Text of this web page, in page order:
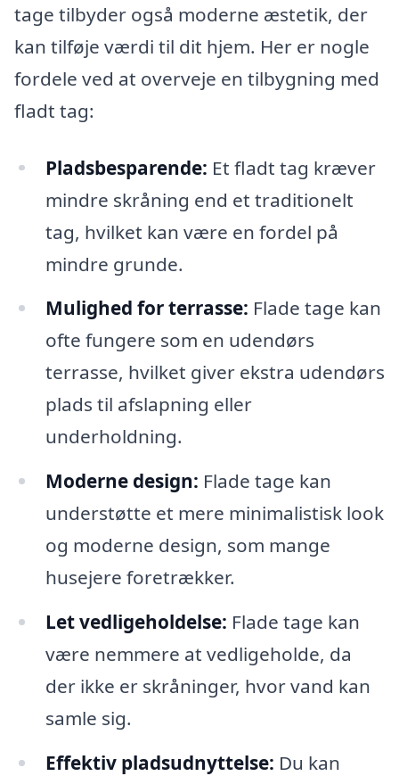
tage tilbyder også moderne æstetik, der
kan tilføje værdi til dit hjem. Her er nogle
fordele ved at overveje en tilbygning med
fladt tag:
Pladsbesparende: Et fladt tag kræver
mindre skråning end et traditionelt
tag, hvilket kan være en fordel på
mindre grunde.
Mulighed for terrasse: Flade tage kan
ofte fungere som en udendørs
terrasse, hvilket giver ekstra udendørs
plads til afslapning eller
underholdning.
Moderne design: Flade tage kan
understøtte et mere minimalistisk look
og moderne design, som mange
husejere foretrækker.
Let vedligeholdelse: Flade tage kan
være nemmere at vedligeholde, da
der ikke er skråninger, hvor vand kan
samle sig.
Effektiv pladsudnyttelse: Du kan